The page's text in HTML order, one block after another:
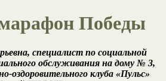
Победы
специалист по социальной
обслуживания на дому № 3,
оздоровительного клуба «Пульс»